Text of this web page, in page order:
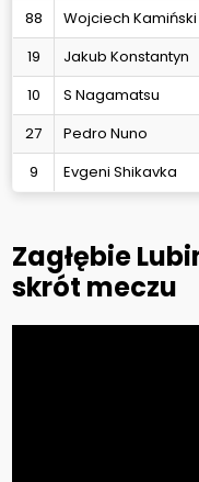
88
Wojciech Kamiński
19
Jakub Konstantyn
10
S Nagamatsu
27
Pedro Nuno
9 Evgeni Shikavka
Zagłębie
skrót meczu